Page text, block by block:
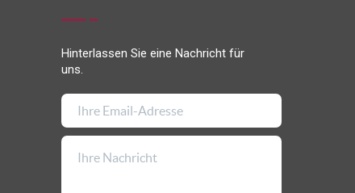
Hinterlassen Sie eine Nachricht für
uns.